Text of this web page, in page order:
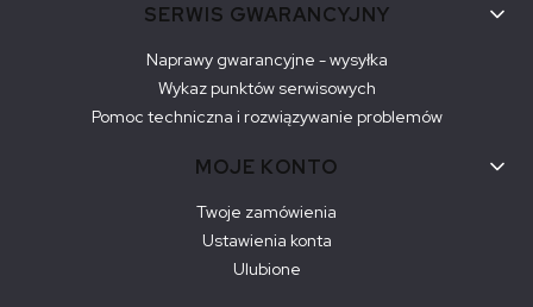
SERWIS GWARANCYJNY
Naprawy gwarancyjne - wysyłka
Wykaz punktów serwisowych
Pomoc techniczna i rozwiązywanie problemów
MOJE KONTO
Twoje zamówienia
Ustawienia konta
Ulubione